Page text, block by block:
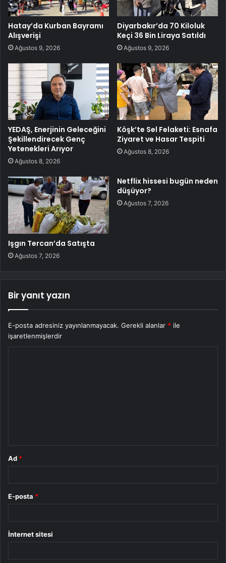
Hatay’da Kurban Bayramı
Alışverişi
Ağustos 9, 2026
Diyarbakır’da 70 Kiloluk
Keçi 36 Bin Liraya Satıldı
Ağustos 9, 2026
YEDAŞ, Enerjinin Geleceğini
Şekillendirecek Genç
Yetenekleri Arıyor
Ağustos 8, 2026
Köşk’te Sel Felaketi: Esnafa
Ziyaret ve Hasar Tespiti
Ağustos 8, 2026
Işgın Tercan’da Satışta
Ağustos 7, 2026
Netflix hissesi bugün neden
düşüyor?
Ağustos 7, 2026
Bir yanıt yazın
E-posta adresiniz yayınlanmayacak. Gerekli alanlar * ile
işaretlenmişlerdir
Ad *
E-posta *
İnternet sitesi